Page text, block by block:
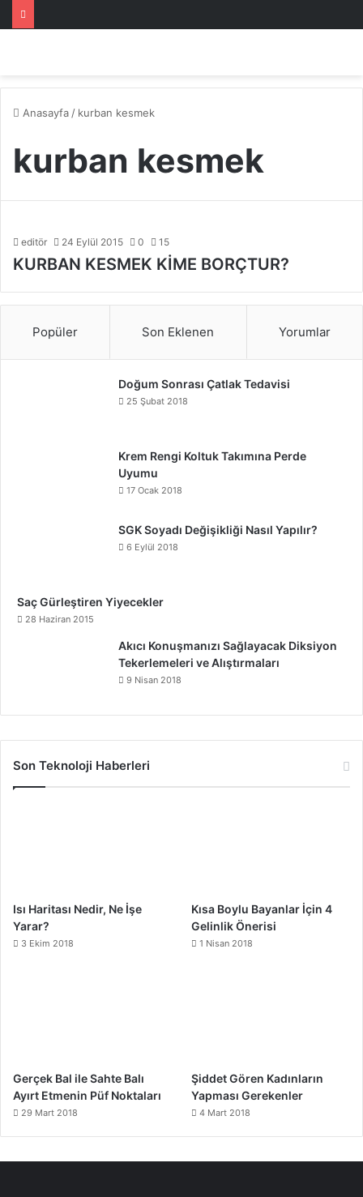
Anasayfa / kurban kesmek
kurban kesmek
editör 24 Eylül 2015 0 15
KURBAN KESMEK KİME BORÇTUR?
Popüler Son Eklenen Yorumlar
Doğum Sonrası Çatlak Tedavisi
25 Şubat 2018
Krem Rengi Koltuk Takımına Perde
Uyumu
17 Ocak 2018
SGK Soyadı Değişikliği Nasıl Yapılır?
6 Eylül 2018
Saç Gürleştiren Yiyecekler
28 Haziran 2015
Akıcı Konuşmanızı Sağlayacak Diksiyon
Tekerlemeleri ve Alıştırmaları
9 Nisan 2018
Son Teknoloji Haberleri
Isı Haritası Nedir, Ne İşe
Yarar?
3 Ekim 2018
Kısa Boylu Bayanlar İçin 4
Gelinlik Önerisi
1 Nisan 2018
Gerçek Bal ile Sahte Balı
Ayırt Etmenin Püf Noktaları
29 Mart 2018
Şiddet Gören Kadınların
Yapması Gerekenler
4 Mart 2018